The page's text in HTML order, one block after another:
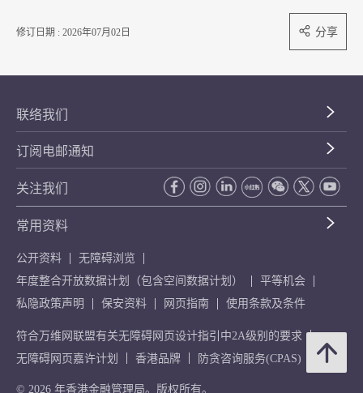
修订日期 : 2026年07月02日 分享
联络我们
订阅电邮通知
关注我们
常用资料
公开资料
无障碍浏览
年度整合开放数据计划（包含空间数据计划）
平等机会
私隐政策声明
保安资料 网页指南 使用条款及条件
符合万维网联盟有关无障碍网页设计指引中2A级别的要求
无障碍网页嘉许计划
香港品牌 防贪咨询服务(CPAS)
© 2026 年香港金融管理局。版权所有。